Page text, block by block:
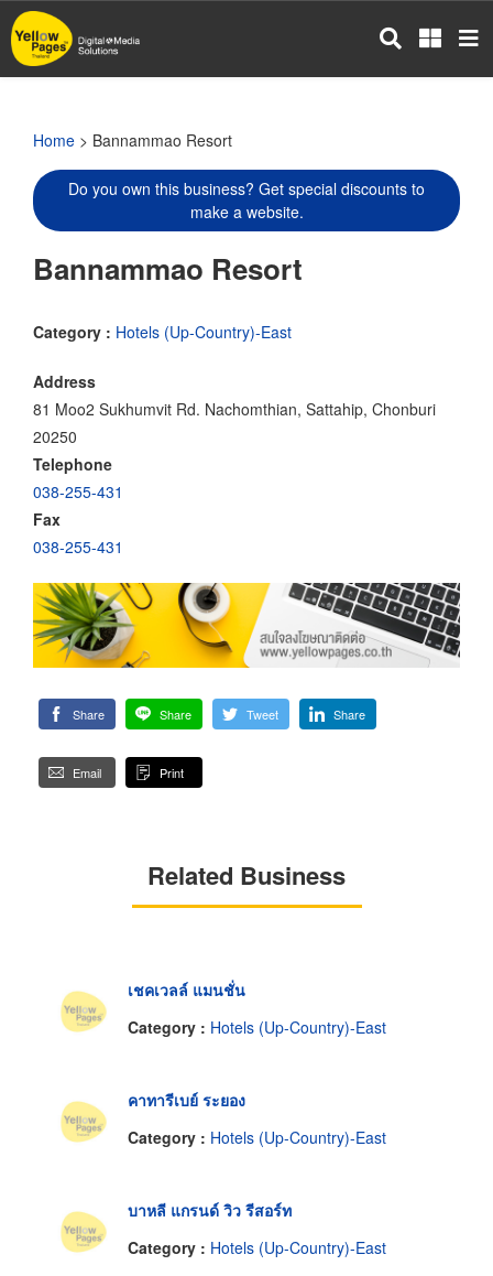
Skip
to
main
Home > Bannammao Resort
Do you own this business? Get special discounts to
make a website.
Bannammao Resort
Category : Hotels (Up-Country)-East
Address
81 Moo2 Sukhumvit Rd. Nachomthian, Sattahip, Chonburi
20250
Telephone
038-255-431
Fax
038-255-431
Share Share Tweet Share
Email Print
Related Business
เชคเวลล์ แมนชั่น
Category : Hotels (Up-Country)-East
คาทารีเบย์ ระยอง
Category : Hotels (Up-Country)-East
บาหลี แกรนด์ วิว รีสอร์ท
Category : Hotels (Up-Country)-East